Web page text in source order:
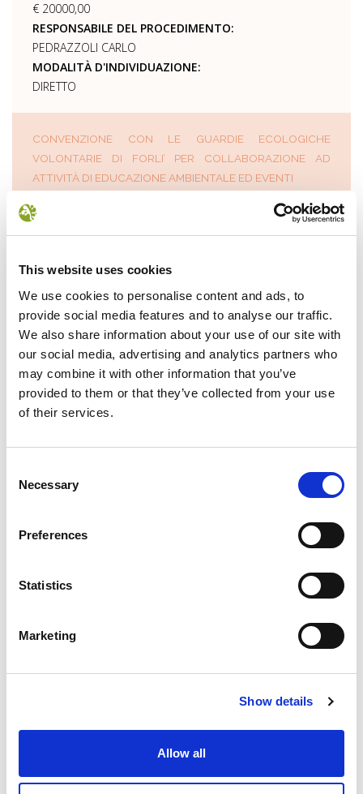
This website uses cookies
We use cookies to personalise content and ads, to
provide social media features and to analyse our traffic.
We also share information about your use of our site with
our social media, advertising and analytics partners who
may combine it with other information that you’ve
provided to them or that they’ve collected from your use
of their services.
Selection
Necessary
Preferences
Statistics
Marketing
Show details
Allow all
€ 20000,00
RESPONSABILE DEL PROCEDIMENTO:
PEDRAZZOLI CARLO
MODALITÀ D'INDIVIDUAZIONE:
DIRETTO
CONVENZIONE CON LE GUARDIE ECOLOGICHE
VOLONTARIE DI FORLI’ PER COLLABORAZIONE AD
ATTIVITÀ DI EDUCAZIONE AMBIENTALE ED EVENTI
23/06/2015
NUMERO DETERMINA:
BENEFICIARIO:
NORMA O TITOLO A BASE DELL'ATTRIBUZIONE:
L. 241/90 e L. 394/91 e ss. mm. ii.
PI/CF:
92007080408
UFFICIO:
Promozione
IMPORTO LORDO:
RESPONSABILE DEL PROCEDIMENTO:
MODALITÀ D'INDIVIDUAZIONE:
Contratto e capitolato della prestazione.pdf
MANIFESTAZIONE TEATRO DEL FIUME 2015
19/06/2015
BENEFICIARIO: